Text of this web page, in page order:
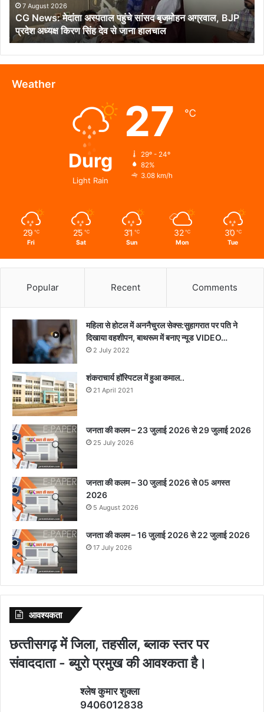
अग्रवाल,
BJP
प्रदेश
अध्यक्ष
किरण
सिंह
देव
7 August 2026
CG News: मेदांता अस्पताल पहुंचे सांसद बृजमोहन अग्रवाल, BJP
प्रदेश अध्यक्ष किरण सिंह देव से जाना हालचाल
Weather
Durg
Light Rain
27 ℃
29º - 24º
82%
3.08 km/h
29 ℃
Fri
25 ℃
Sat
31 ℃
Sun
32 ℃
Mon
30 ℃
Tue
Popular Recent Comments
महिला से होटल में अननैचुरल सेक्स:सुहागरात पर पति ने
दिखाया वहशीपन, बाथरूम में बनाए न्यूड VIDEO…
2 July 2022
शंकराचार्य हॉस्पिटल में हुआ कमाल..
21 April 2021
जनता की कलम – 23 जुलाई 2026 से 29 जुलाई 2026
25 July 2026
जनता की कलम – 30 जुलाई 2026 से 05 अगस्त
2026
5 August 2026
जनता की कलम – 16 जुलाई 2026 से 22 जुलाई 2026
17 July 2026
आवश्‍यकता
छत्‍तीसगढ़ में जिला, तहसील, ब्‍लाक स्‍तर पर
संवाददाता - ब्‍युरो प्रमुख की आवश्‍कता है।
श्‍लेष कुमार शुक्‍ला
9406012838